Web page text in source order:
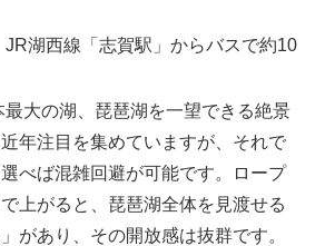
JR湖西線「志賀駅」からバスで約10
最大の湖、琵琶湖を一望できる絶景
年注目を集めていますが、それで
べば混雑回避が可能です。ロープ
上がると、琵琶湖全体を見渡せる
があり、その開放感は抜群です。